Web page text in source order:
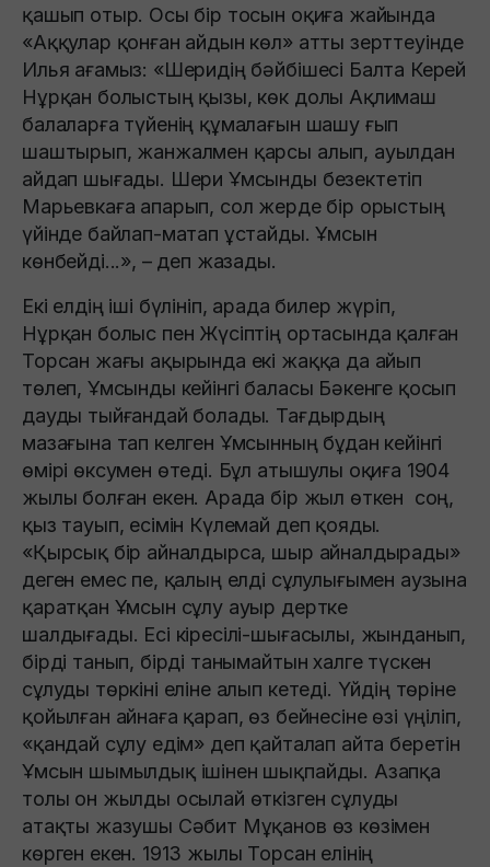
қашып отыр. Осы бір тосын оқиға жайында
«Аққулар қонған айдын көл» атты зерттеуінде
Илья ағамыз: «Шеридiң бәйбішесі Балта Керей
Нұрқан болыстың қызы, көк долы Ақлимаш
балаларға түйенiң құмалағын шашу ғып
шаштырып, жанжалмен қарсы алып, ауылдан
айдап шығады. Шери Ұмсынды безектетiп
Марьевкаға апарып, сол жерде бiр орыстың
үйiнде байлап-матап ұстайды. Ұмсын
көнбейдi...», – деп жазады.
Екі елдің іші бүлініп, арада билер жүріп,
Нұрқан болыс пен Жүсіптің ортасында қалған
Торсан жағы ақырында екі жаққа да айып
төлеп, Ұмсынды кейінгі баласы Бәкенге қосып
дауды тыйғандай болады. Тағдырдың
мазағына тап келген Ұмсынның бұдан кейінгі
өмірі өксумен өтеді. Бұл атышулы оқиға 1904
жылы болған екен. Арада бір жыл өткен соң,
қыз тауып, есімін Күлемай деп қояды.
«Қырсық бір айналдырса, шыр айналдырады»
деген емес пе, қалың елді сұлулығымен аузына
қаратқан Ұмсын сұлу ауыр дертке
шалдығады. Есі кіресілі-шығасылы, жынданып,
бірді танып, бірді танымайтын халге түскен
сұлуды төркіні еліне алып кетеді. Үйдің төріне
қойылған айнаға қарап, өз бейнесіне өзі үңіліп,
«қандай сұлу едім» деп қайталап айта беретін
Ұмсын шымылдық ішінен шықпайды. Азапқа
толы он жылды осылай өткізген сұлуды
атақты жазушы Сәбит Мұқанов өз көзімен
көрген екен. 1913 жылы Торсан елінің